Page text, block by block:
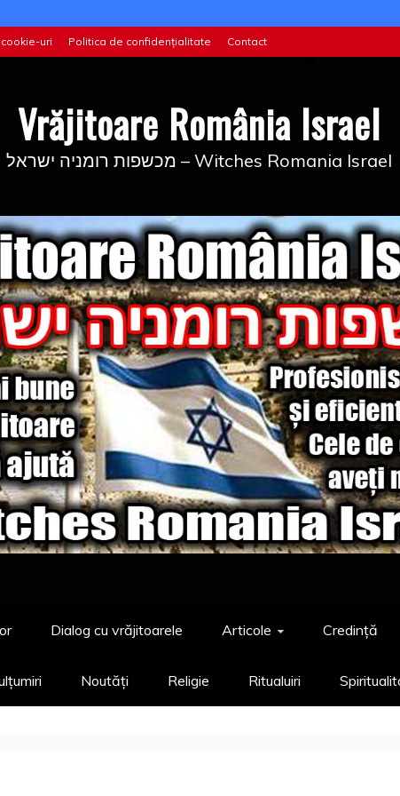
uri Politica de confidențialitate Contact
Vrăjitoare România Israel
מכשפות רומניה ישראל – Witches Romania Israel
Dialog cu vrăjitoarele Articole Credință
Noutăți Religie Ritualuiri